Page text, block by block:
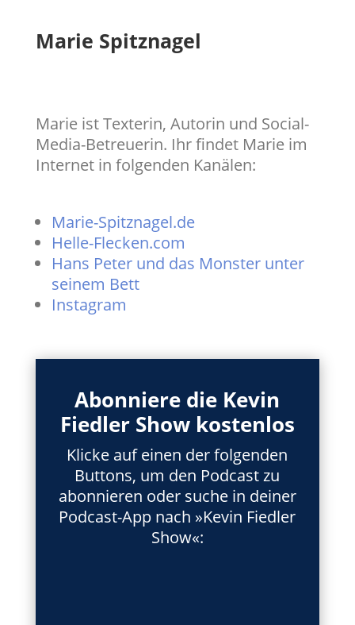
Marie Spitznagel
Marie ist Texterin, Autorin und Social-
Media-Betreuerin. Ihr findet Marie im
Internet in folgenden Kanälen:
Marie-Spitznagel.de
Helle-Flecken.com
Hans Peter und das Monster unter
seinem Bett
Instagram
Abonniere die Kevin
Fiedler Show kostenlos
Klicke auf einen der folgenden
Buttons, um den Podcast zu
abonnieren oder suche in deiner
Podcast-App nach »Kevin Fiedler
Show«: